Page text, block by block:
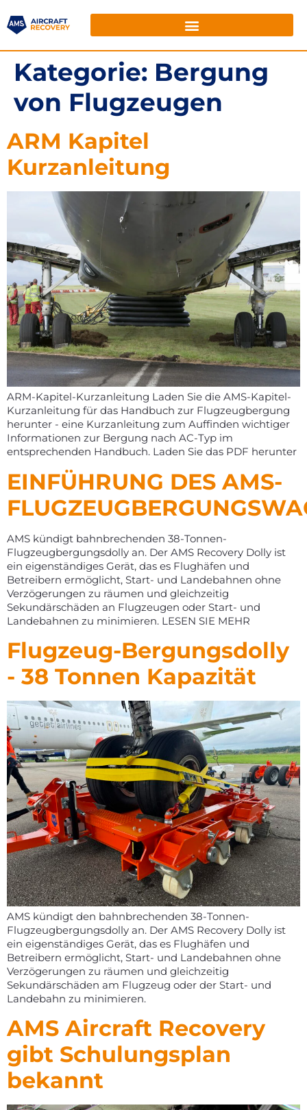
Kategorie: Bergung
von Flugzeugen
ARM Kapitel
Kurzanleitung
ARM-Kapitel-Kurzanleitung Laden Sie die AMS-Kapitel-
Kurzanleitung für das Handbuch zur Flugzeugbergung
herunter - eine Kurzanleitung zum Auffinden wichtiger
Informationen zur Bergung nach AC-Typ im
entsprechenden Handbuch. Laden Sie das PDF herunter
EINFÜHRUNG DES AMS-
AMS kündigt bahnbrechenden 38-Tonnen-
Flugzeugbergungsdolly an. Der AMS Recovery Dolly ist
ein eigenständiges Gerät, das es Flughäfen und
Betreibern ermöglicht, Start- und Landebahnen ohne
Verzögerungen zu räumen und gleichzeitig
Sekundärschäden an Flugzeugen oder Start- und
Landebahnen zu minimieren. LESEN SIE MEHR
Flugzeug-Bergungsdolly
- 38 Tonnen Kapazität
AMS kündigt den bahnbrechenden 38-Tonnen-
Flugzeugbergungsdolly an. Der AMS Recovery Dolly ist
ein eigenständiges Gerät, das es Flughäfen und
Betreibern ermöglicht, Start- und Landebahnen ohne
Verzögerungen zu räumen und gleichzeitig
Sekundärschäden am Flugzeug oder der Start- und
Landebahn zu minimieren.
AMS Aircraft Recovery
gibt Schulungsplan
bekannt